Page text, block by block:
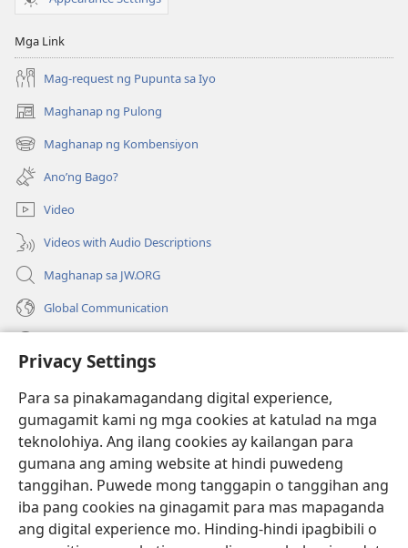
Privacy Settings
Para sa pinakamagandang digital experience,
gumagamit kami ng mga cookies at katulad na mga
teknolohiya. Ang ilang cookies ay kailangan para
gumana ang aming website at hindi puwedeng
tanggihan. Puwede mong tanggapin o tanggihan ang
iba pang cookies na ginagamit para mas mapaganda
ang digital experience mo. Hinding-hindi ipagbibili o
Mga Link
Mag-request ng Pupunta sa Iyo
Maghanap ng Pulong
(may
bubukas
na
bagong
window)
Maghanap ng Kombensiyon
(may
bubukas
na
bagong
window)
Ano’ng Bago?
Video
Videos with Audio Descriptions
Maghanap sa JW.ORG
Global Communication
(may
na
bagong
window)
Watchtower ONLINE LIBRARY™
(may
bubukas
na
bagong
window)
JW Hub ®
(may
bubukas
bagong
JW Library ®